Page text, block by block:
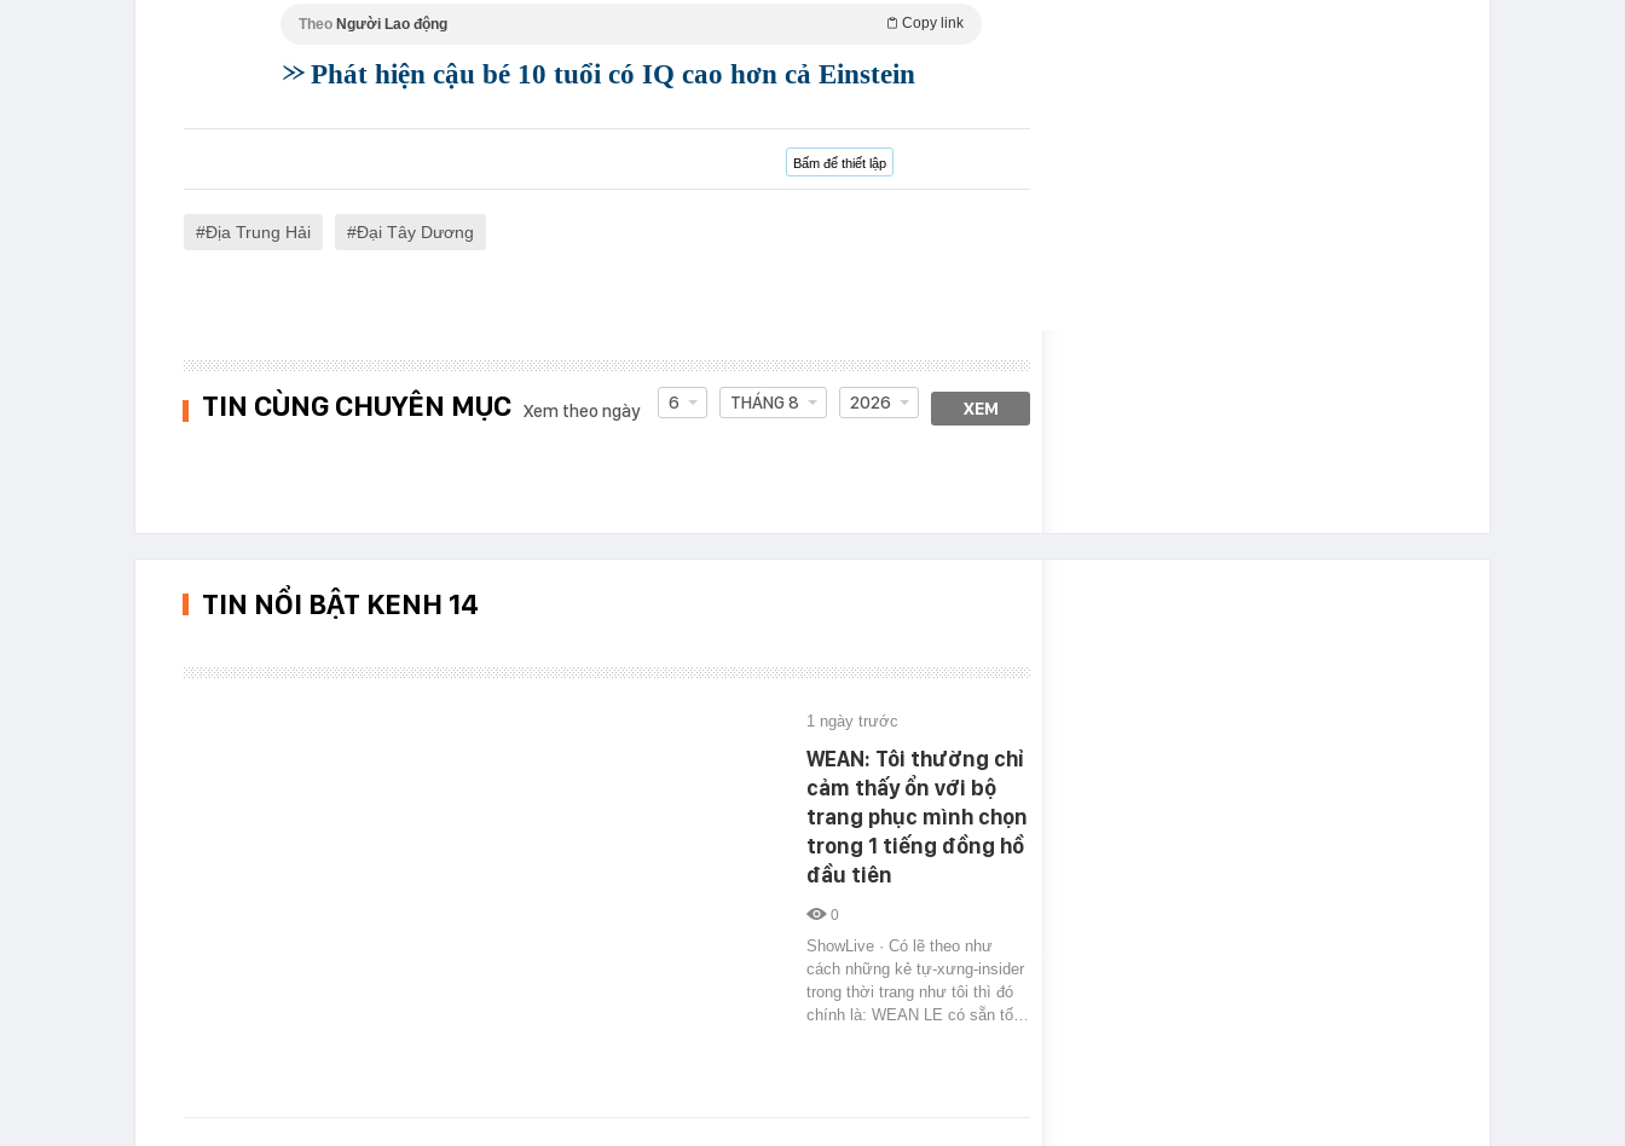
Theo Người Lao động Copy link
Phát hiện cậu bé 10 tuổi có IQ cao hơn cả Einstein
Bấm để thiết lập
Địa Trung Hải Đại Tây Dương
TIN CÙNG CHUYÊN MỤC Xem theo ngày 6 THÁNG 8 2026 XEM
TIN NỔI BẬT KENH 14
1 ngày trước
WEAN: Tôi thường chỉ
cảm thấy ổn với bộ
trang phục mình chọn
trong 1 tiếng đồng hồ
đầu tiên
0
ShowLive · Có lẽ theo như
cách những kẻ tự-xưng-insider
trong thời trang như tôi thì đó
chính là: WEAN LE có sẵn tố…